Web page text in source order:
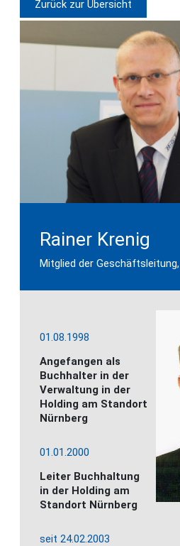
Zurück zur Übersicht
Rainer Krenig
Mitglied der
01.08.1998
Angefangen als
Buchhalter in der
Verwaltung in der
Holding am Standort
Nürnberg
01.01.2000
Leiter Buchhaltung
in der Holding am
Standort Nürnberg
seit 24.02.2003